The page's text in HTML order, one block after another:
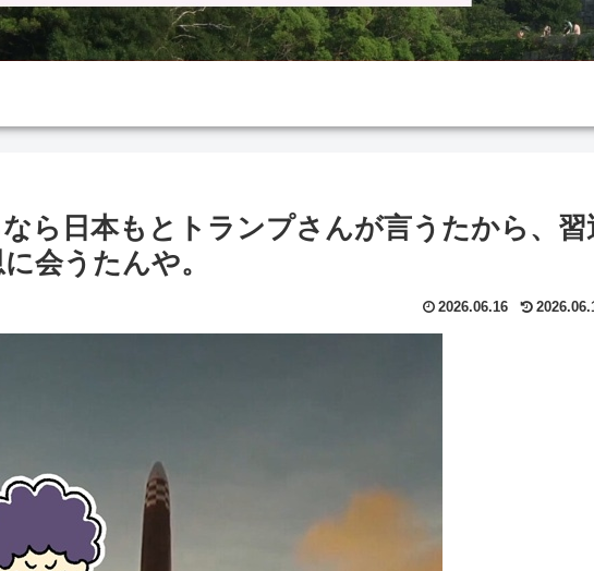
ら日本もとトランプさんが言うたから、習
会うたんや。
2026.06.16